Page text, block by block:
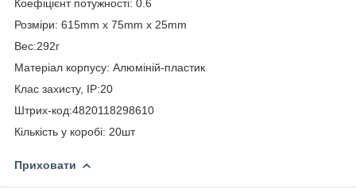
Коефіцієнт потужності: 0.6
Розміри: 615mm x 75mm x 25mm
Вес:292г
Матеріал корпусу: Алюміній-пластик
Клас захисту, IP:20
Штрих-код:4820118298610
Кількість у коробі: 20шт
Приховати